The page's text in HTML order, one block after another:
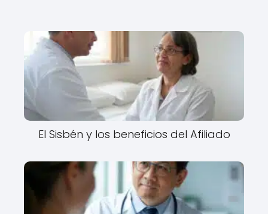
El Sisbén y los beneficios del Afiliado